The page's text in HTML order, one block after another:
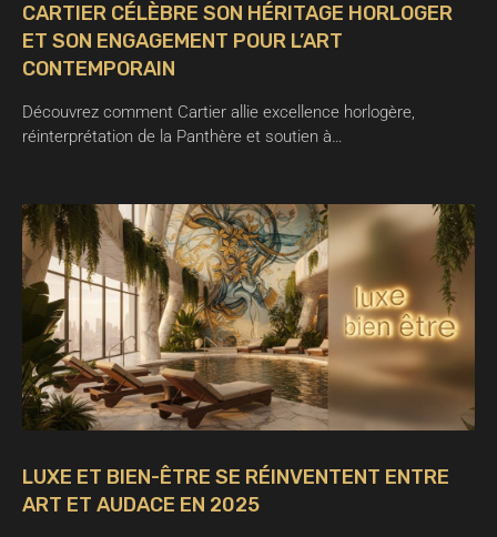
CARTIER CÉLÈBRE SON HÉRITAGE HORLOGER
ET SON ENGAGEMENT POUR L’ART
CONTEMPORAIN
Découvrez comment Cartier allie excellence horlogère,
réinterprétation de la Panthère et soutien à…
LUXE ET BIEN-ÊTRE SE RÉINVENTENT ENTRE
ART ET AUDACE EN 2025